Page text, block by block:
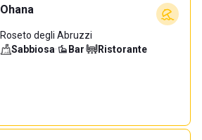
Ohana
Roseto degli Abruzzi
Sabbiosa· Bar· Ristorante